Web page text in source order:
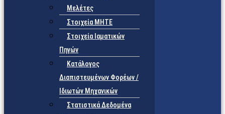
Μελέτες
Στοιχεία ΜΗΤΕ
Στοιχεία Ιαματικών
Πηγών
Κατάλογος
Διαπιστευμένων Φορέων /
Ιδιωτών Μηχανικών
Στατιστικά Δεδομένα